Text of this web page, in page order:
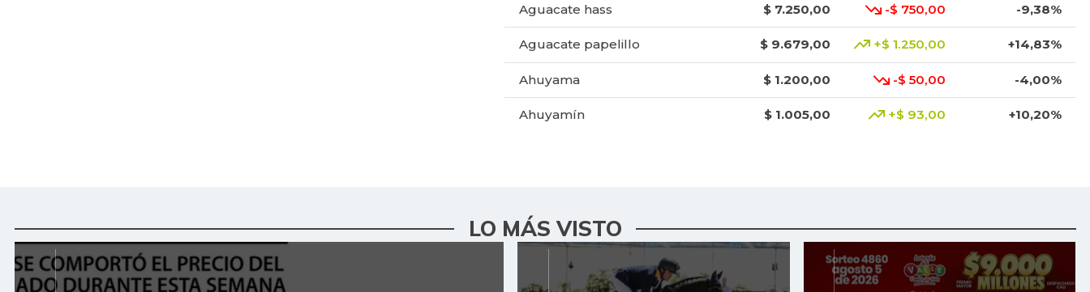
Aguacate hass $ 7.250,00 -$ 750,00 -9,38%
Aguacate papelillo $ 9.679,00 +$ 1.250,00 +14,83%
Ahuyama $ 1.200,00 -$ 50,00 -4,00%
Ahuyamín $ 1.005,00 +$ 93,00 +10,20%
Arracacha amarilla
Arroz $ 1.546,67 +$ 146,67 +10,48%
LO MÁS VISTO